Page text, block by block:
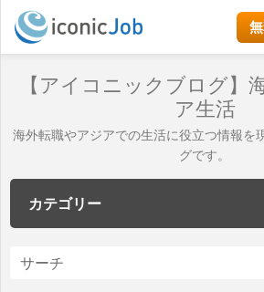
【アイコニックブログ】
ア生活
海外転職やアジアでの生活に役立つ情報を
グです。
カテゴリー